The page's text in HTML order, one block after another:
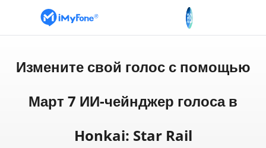
Измените свой голос с помощью
Март 7 ИИ-чейнджер голоса в
Honkai: Star Rail